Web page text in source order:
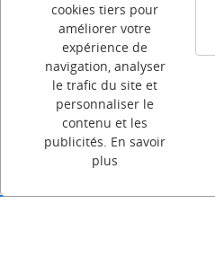
Sublimation
GABARITS
PAPIER SUBLIMATION
Strass
cookies tiers pour
améliorer votre
expérience de
navigation, analyser
le trafic du site et
personnaliser le
contenu et les
publicités. En savoir
plus